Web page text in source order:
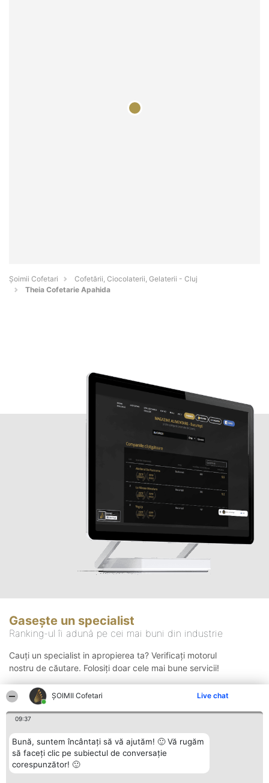
ȘOIMII Cofetari Live chat
09:37
Bună, suntem încântați să vă ajutăm! 🙂 Vă rugăm
să faceți clic pe subiectul de conversație
corespunzător! 🙂
Șoimii Cofetari
Cofetării, Ciocolaterii, Gelaterii - Cluj
Theia Cofetarie Apahida
Gasește un specialist
Ranking-ul îi adună pe cei mai buni din industrie
Cauți un specialist in apropierea ta? Verificați motorul
nostru de căutare. Folosiți doar cele mai bune servicii!